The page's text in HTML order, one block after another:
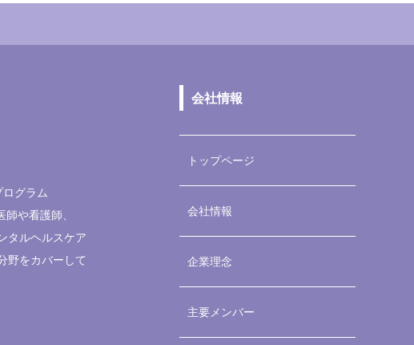
グラム
師や看護師
タルヘルスケア
野をカバーして
会社情報
トップページ
会社情報
企業理念
主要メンバー